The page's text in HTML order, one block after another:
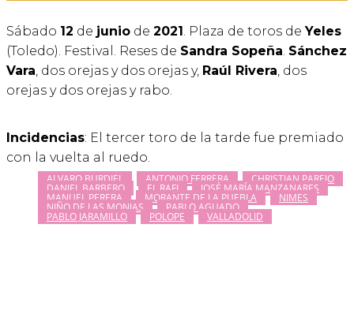
Sábado 12 de junio de 2021 . Plaza de toros deYeles
(Toledo). Festival. Reses de Sandra Sopeña Sánchez
Vara , dos orejas y dos orejas y, Raúl Rivera , dos
orejas y dos orejas y rabo.
Incidencias: El tercer toro de la tarde fue premiado
con la vuelta al ruedo.
ALVARO BURDIEL ANTONIO FERRERA CHRISTIAN PAREJO
DANIEL BARBERO EL RAFI JOSÉ MARÍA MANZANARES
MANUEL PERERA MORANTE DE LA PUEBLA NIMES
NIÑO DE LAS MONJAS PABLO AGUADO
PABLO JARAMILLO POLOPE VALLADOLID